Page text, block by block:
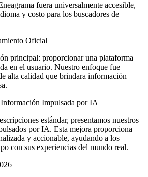
fuera universalmente accesible,
y costo para los buscadores de
Oficial
principal: proporcionar una plataforma
en el usuario. Nuestro enfoque fue
alta calidad que brindara información
Impulsada por IA
estándar, presentamos nuestros
por IA. Esta mejora proporciona
y accionable, ayudando a los
con sus experiencias del mundo real.